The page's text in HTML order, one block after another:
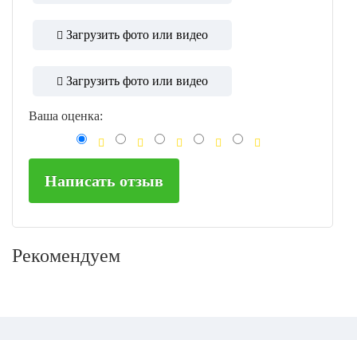
Загрузить фото или видео
Загрузить фото или видео
Ваша оценка:
Написать отзыв
Рекомендуем